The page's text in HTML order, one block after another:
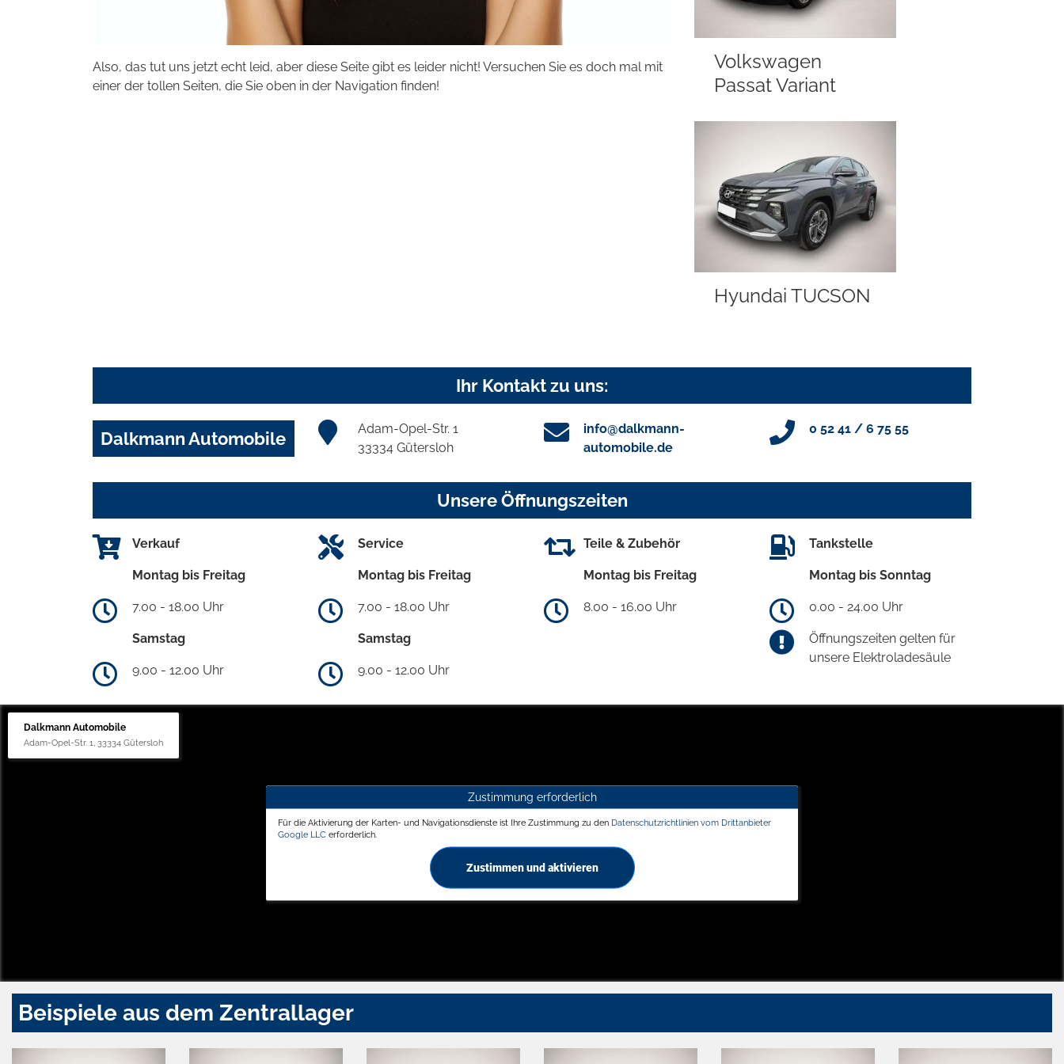
Also, das tut uns jetzt echt leid, aber diese Seite gibt es leider nicht! Versuchen Sie es doch mal mit
einer der tollen Seiten, die Sie oben in der Navigation finden!
Volkswagen
Passat Variant
Hyundai TUCSON
Ihr Kontakt zu uns:
Dalkmann Automobile
Adam-Opel-Str. 1
33334 Gütersloh
info@dalkmann-
automobile.de
0 52 41 / 6 75 55
Unsere Öffnungszeiten
Verkauf
Montag bis Freitag
7.00 - 18.00 Uhr
Samstag
9.00 - 12.00 Uhr
Service
Montag bis Freitag
7.00 - 18.00 Uhr
Samstag
9.00 - 12.00 Uhr
Teile & Zubehör
Montag bis Freitag
8.00 - 16.00 Uhr
Tankstelle
Montag bis Sonntag
0.00 - 24.00 Uhr
Öffnungszeiten gelten für
unsere Elektroladesäule
Dalkmann Automobile
Adam-Opel-Str. 1, 33334 Gütersloh
Zustimmung erforderlich
Für die Aktivierung der Karten- und Navigationsdienste ist Ihre Zustimmung zu den Datenschutzrichtlinien vom Drittanbieter
Google LLC erforderlich.
Zustimmen und aktivieren
Beispiele aus dem Zentrallager